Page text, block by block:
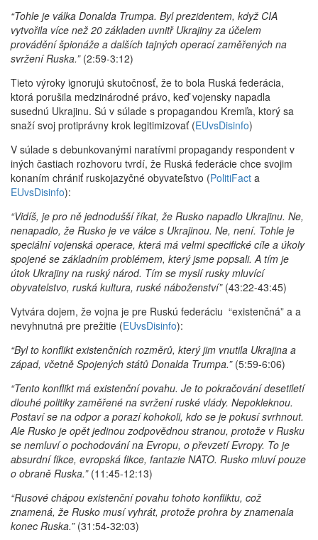
“Tohle je válka Donalda Trumpa. Byl prezidentem, když CIA
vytvořila více než 20 základen uvnitř Ukrajiny za účelem
provádění špionáže a dalších tajných operací zaměřených na
svržení Ruska.” (2:59-3:12)
Tieto výroky ignorujú skutočnosť, že to bola Ruská federácia,
ktorá porušila medzinárodné právo, keď vojensky napadla
susednú Ukrajinu. Sú v súlade s propagandou Kremľa, ktorý sa
snaží svoj protiprávny krok legitimizovať (EUvsDisinfo)
V súlade s debunkovanými naratívmi propagandy respondent v
iných častiach rozhovoru tvrdí, že Ruská federácie chce svojim
konaním chrániť ruskojazyčné obyvateľstvo (PolitiFact a
EUvsDisinfo):
“Vidíš, je pro ně jednodušší říkat, že Rusko napadlo Ukrajinu. Ne,
nenapadlo, že Rusko je ve válce s Ukrajinou. Ne, není. Tohle je
speciální vojenská operace, která má velmi specifické cíle a úkoly
spojené se základním problémem, který jsme popsali. A tím je
útok Ukrajiny na ruský národ. Tím se myslí rusky mluvící
obyvatelstvo, ruská kultura, ruské náboženství” (43:22-43:45)
Vytvára dojem, že vojna je pre Ruskú federáciu “existenčná” a a
nevyhnutná pre prežitie (EUvsDisinfo):
“Byl to konflikt existenčních rozměrů, který jim vnutila Ukrajina a
západ, včetně Spojených států Donalda Trumpa.” (5:59-6:06)
“Tento konflikt má existenční povahu. Je to pokračování desetiletí
dlouhé politiky zaměřené na svržení ruské vlády. Nepokleknou.
Postaví se na odpor a porazí kohokoli, kdo se je pokusí svrhnout.
Ale Rusko je opět jedinou zodpovědnou stranou, protože v Rusku
se nemluví o pochodování na Evropu, o převzetí Evropy. To je
absurdní fikce, evropská fikce, fantazie NATO. Rusko mluví pouze
o obraně Ruska.” (11:45-12:13)
“Rusové chápou existenční povahu tohoto konfliktu, což
znamená, že Rusko musí vyhrát, protože prohra by znamenala
konec Ruska.” (31:54-32:03)